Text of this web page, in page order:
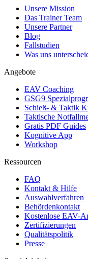
Unsere Mission
Das Trainer Team
Unsere Partner
Blog
Fallstudien
Was uns
Angebote
EAV Coaching
GSG9
Schieß- & Taktik
Taktische
Gratis PDF Guides
Kognitive App
Workshop
Ressourcen
FAQ
Kontakt & Hilfe
Auswahlverfahren
Behördenkontakt
Kostenlose EAV-
Zertifizierungen
Qualitätspolitik
Presse